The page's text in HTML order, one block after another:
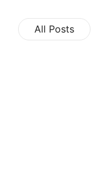
All Posts